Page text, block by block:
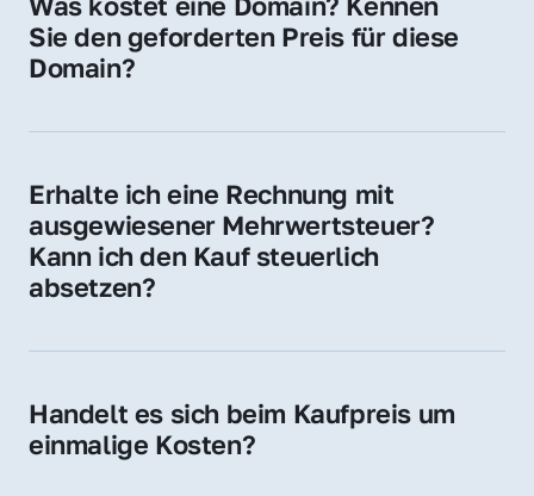
Adressen oder als digitale Investition.
Sie den geforderten Preis für diese
Domain?
Domain liegt ein konkreter Kaufpreis vor –
unverbindliches Angebot.
Erhalte ich eine Rechnung mit
ausgewiesener Mehrwertsteuer?
Kann ich den Kauf steuerlich
absetzen?
Für Unternehmen ist der Kauf in der Regel
Handelt es sich beim Kaufpreis um
einmalige Kosten?